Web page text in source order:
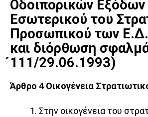
Οδοιπορικών Εξόδων
Εσωτερικού του
Προσωπικού των
και διόρθωση
́111/29.06.1993)
Άρθρο 4 Οικογένεια
1. Στην οικογένεια του